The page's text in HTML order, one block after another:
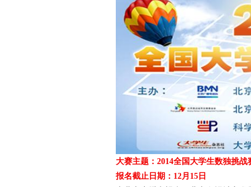
大赛主题：2014全国大学生数独挑战
报名截止日期：12月15日